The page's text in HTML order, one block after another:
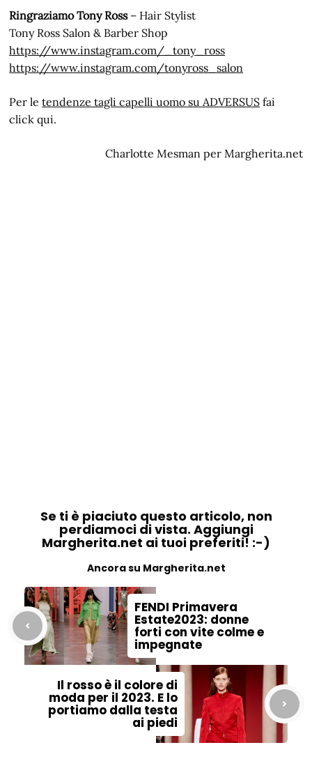
Ringraziamo Tony Ross– Hair Stylist
Tony Ross Salon & Barber Shop
https://www.instagram.com/_tony_ross
https://www.instagram.com/tonyross_salon
Per letendenze tagli capelli uomo su ADVERSUS fai
click qui.
Charlotte Mesman per Margherita.net
Se ti è piaciuto questo articolo, non
perdiamoci di vista. Aggiungi
Margherita.net ai tuoi preferiti! :-)
Ancora su Margherita.net
FENDI Primavera
Estate2023: donne
forti con vite colme e
impegnate
Il rosso è il colore di
moda per il 2023. E lo
portiamo dalla testa
ai piedi